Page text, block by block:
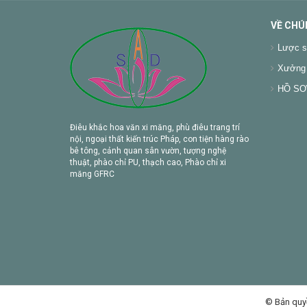
Điêu khắc hoa văn xi măng, phù điêu trang trí
nội, ngoại thất kiến trúc Pháp, con tiện hàng rào
bê tông, cảnh quan sân vườn, tượng nghệ
thuật, phào chỉ PU, thạch cao, Phào chỉ xi
măng GFRC
VỀ
Lược
Xưởng
HỒ SƠ
© Bản